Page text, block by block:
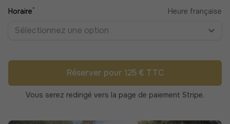
Horaire* Heure française
Sélectionnez une option
Réserver pour 125 € TTC
Vous serez redirigé vers la page de paiement Stripe.